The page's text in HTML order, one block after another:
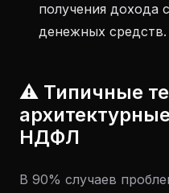
получения дохода
денежных средств.
⚠️ Типичные
НДФЛ
В 90% случаев